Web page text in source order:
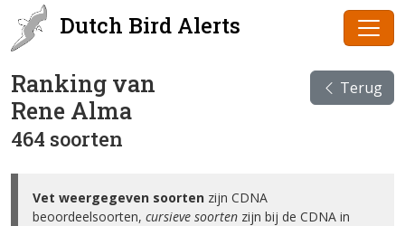
Dutch Bird Alerts
Ranking van
Rene Alma
464 soorten
Terug
Vet weergegeven soorten zijn CDNA
beoordeelsoorten, cursieve soorten zijn bij de CDNA in